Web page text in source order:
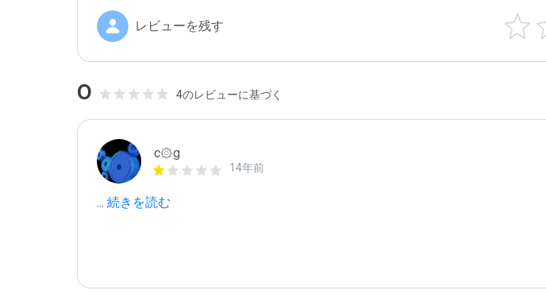
レビューを残す
0 4のレビューに基づく
c۞g
14年前
... 続きを読む